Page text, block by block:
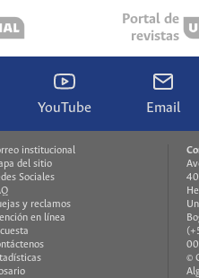
Portal de
revistas
YouTube Email
institucional
del sitio
Sociales
y reclamos
en línea
©